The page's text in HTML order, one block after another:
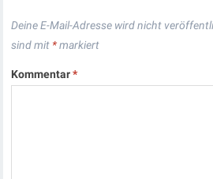
Deine E-Mail-Adresse wird nicht
sind mit *markiert
Kommentar*